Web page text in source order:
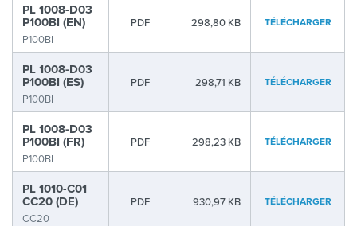
PL 1008-D03
P100BI (EN)
P100BI
PDF 298,80 KB TÉLÉCHARGER
PL 1008-D03
P100BI (ES)
P100BI
PDF 298,71 KB TÉLÉCHARGER
PL 1008-D03
P100BI (FR)
P100BI
PDF 298,23 KB TÉLÉCHARGER
PL 1010-C01
CC20 (DE)
CC20
PDF 930,97 KB TÉLÉCHARGER